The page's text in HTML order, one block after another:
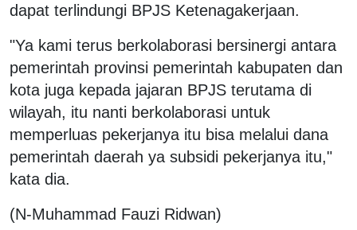
dapat terlindungi BPJS Ketenagakerjaan.
"Ya kami terus berkolaborasi bersinergi antara
pemerintah provinsi pemerintah kabupaten dan
kota juga kepada jajaran BPJS terutama di
wilayah, itu nanti berkolaborasi untuk
memperluas pekerjanya itu bisa melalui dana
pemerintah daerah ya subsidi pekerjanya itu,"
kata dia.
(N-Muhammad Fauzi Ridwan)